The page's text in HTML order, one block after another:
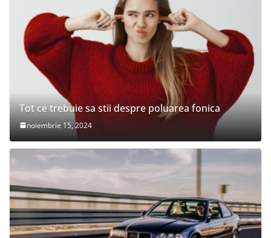
Tot ce trebuie sa stii despre poluarea fonica
noiembrie 15, 2024